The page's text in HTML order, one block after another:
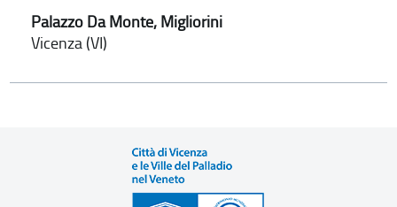
Palazzo Da Monte, Migliorini
Vicenza (VI)